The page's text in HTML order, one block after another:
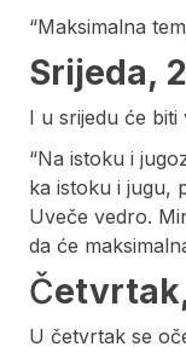
“Maksimalna
Srijeda,
I u srijedu će
“Na istoku i
ka istoku i jugu,
Uveče vedro.
da će
Č
U četvrtak se